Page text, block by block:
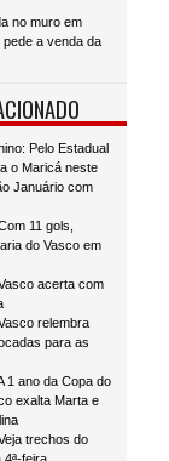
no muro em
a venda da
Pelo Estadual
o Maricá neste
Januário com
11 gols,
do Vasco em
acerta com
relembra
para as
1 ano da Copa do
exalta Marta e
trechos do